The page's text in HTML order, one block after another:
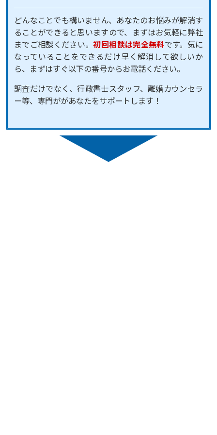
どんなことでも構いません、あなたのお悩みが解消す
ることができると思いますので、まずはお気軽に弊社
までご相談ください。初回相談は完全無料です。気に
なっていることをできるだけ早く解消して欲しいか
ら、まずはすぐ以下の番号からお電話ください。
調査だけでなく、行政書士スタッフ、離婚カウンセラ
ー等、専門ががあなたをサポートします！